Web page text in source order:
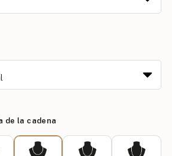
de la cadena